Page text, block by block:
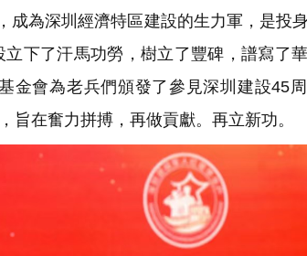
為深圳經濟特區建設的生力軍，是投
下了汗馬功勞，樹立了豐碑，譜寫了
金會為老兵們頒發了參見深圳建設45
在奮力拼搏，再做貢獻。再立新功。